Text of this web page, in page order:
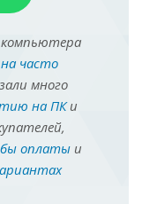
часто
много
на ПКи
оплатыи